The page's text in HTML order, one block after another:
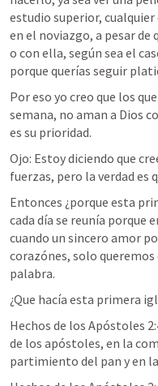
estudio superior,
en el noviazgo, a pesar de
o con ella, según sea el
porque querías seguir
Por eso yo creo que los
semana, no aman a Dios
es su prioridad.
Ojo: Estoy diciendo que
fuerzas, pero la verdad es
Entonces ¿porque esta
cada día se reunía porque
cuando un sincero amor
corazónes, solo
palabra.
¿Que hacía esta primera
Hechos de los Apóstoles
de los apóstoles, en la
partimiento del pan y en